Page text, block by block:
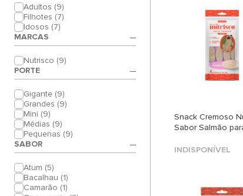
Adultos (9)
Filhotes (7)
Idosos (7)
MARCAS
Nutrisco (9)
PORTE
Gigante (9)
Grandes (9)
Mini (9)
Médias (9)
Pequenas (9)
SABOR
Atum (5)
Bacalhau (1)
Camarão (1)
Snack Cremoso
Sabor Salmão
INDISPONÍVEL